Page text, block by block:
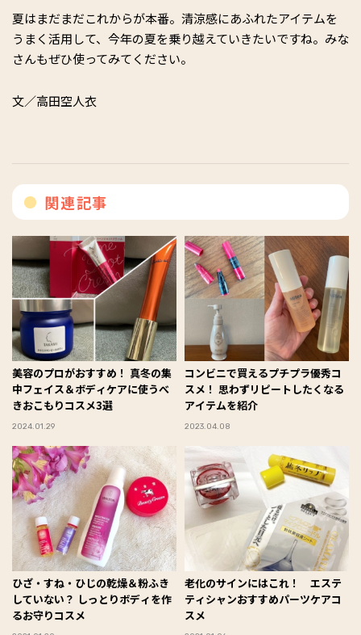
夏はまだまだこれからが本番。清涼感にあふれたアイテムを
うまく活用して、今年の夏を乗り越えていきたいですね。みな
さんもぜひ使ってみてください。
文／高田空人衣
関連記事
美容のプロがおすすめ！ 真冬の集
中フェイス＆ボディケアに使うべ
きおこもりコスメ3選
2024.01.29
コンビニで買えるプチプラ優秀コ
スメ！ 思わずリピートしたくなる
アイテムを紹介
2023.04.08
ひざ・すね・ひじの乾燥＆粉ふき
していない？ しっとりボディを作
るお守りコスメ
老化のサインにはこれ！ エステ
ティシャンおすすめパーツケアコ
スメ